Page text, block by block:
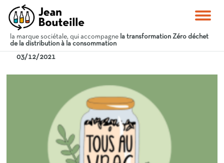
la marque sociétale, qui accompagne la transformation Zéro déchet
de la distribution à la consommation
03/12/2021